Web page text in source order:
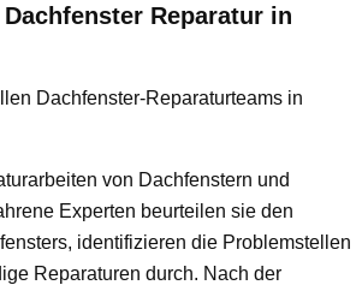
Reparatur in
Dachfenster-Reparaturteams in
von Dachfenstern und
Experten beurteilen sie den
identifizieren die Problemstellen
Reparaturen durch. Nach der